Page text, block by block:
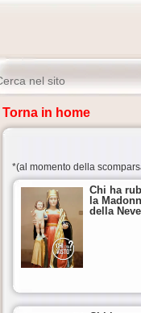
Torna in home
*(al momento della
Chi ha
la
della